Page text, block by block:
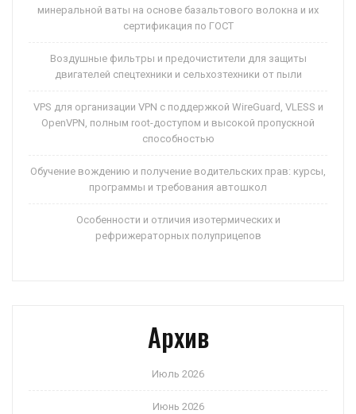
минеральной ваты на основе базальтового волокна и их
сертификация по ГОСТ
Воздушные фильтры и предочистители для защиты
двигателей спецтехники и сельхозтехники от пыли
VPS для организации VPN с поддержкой WireGuard, VLESS и
OpenVPN, полным root-доступом и высокой пропускной
способностью
Обучение вождению и получение водительских прав: курсы,
программы и требования автошкол
Особенности и отличия изотермических и
рефрижераторных полуприцепов
Архив
Июль 2026
Июнь 2026